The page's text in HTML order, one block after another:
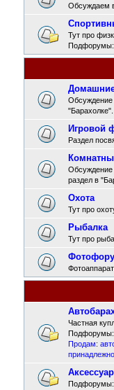
Обсуждаем
Тут про
Подфорумы:
Обсуждение
"Барахолке".
Игровой
Раздел
Обсуждение
раздел в
Охота
Тут про
Рыбалка
Тут про
Частная
Подфорумы:
Продам:
Подфорумы: